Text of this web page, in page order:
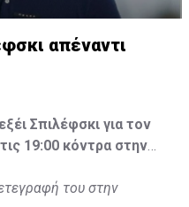
απέναντι
Σπιλέφσκι για τον
19:00 κόντρα στην
του στην